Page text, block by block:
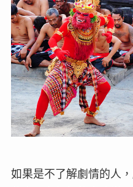
如果是不了解劇情的人